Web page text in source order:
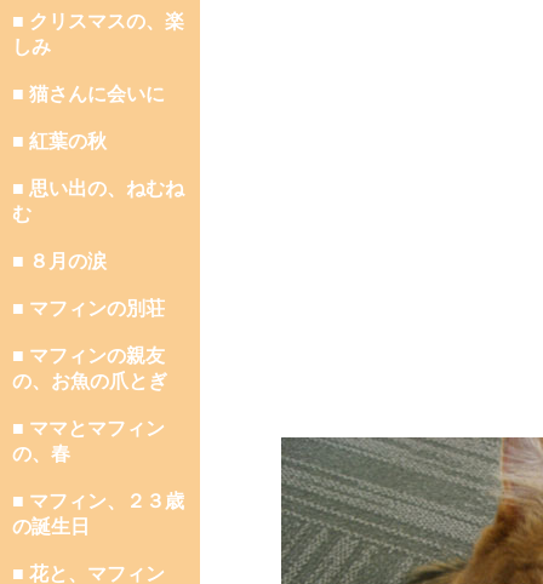
■ クリスマスの、楽
しみ
■ 猫さんに会いに
■ 紅葉の秋
■ 思い出の、ねむね
む
■ ８月の涙
■ マフィンの別荘
■ マフィンの親友
の、お魚の爪とぎ
■ ママとマフィン
の、春
■ マフィン、２３歳
の誕生日
■ 花と、マフィン